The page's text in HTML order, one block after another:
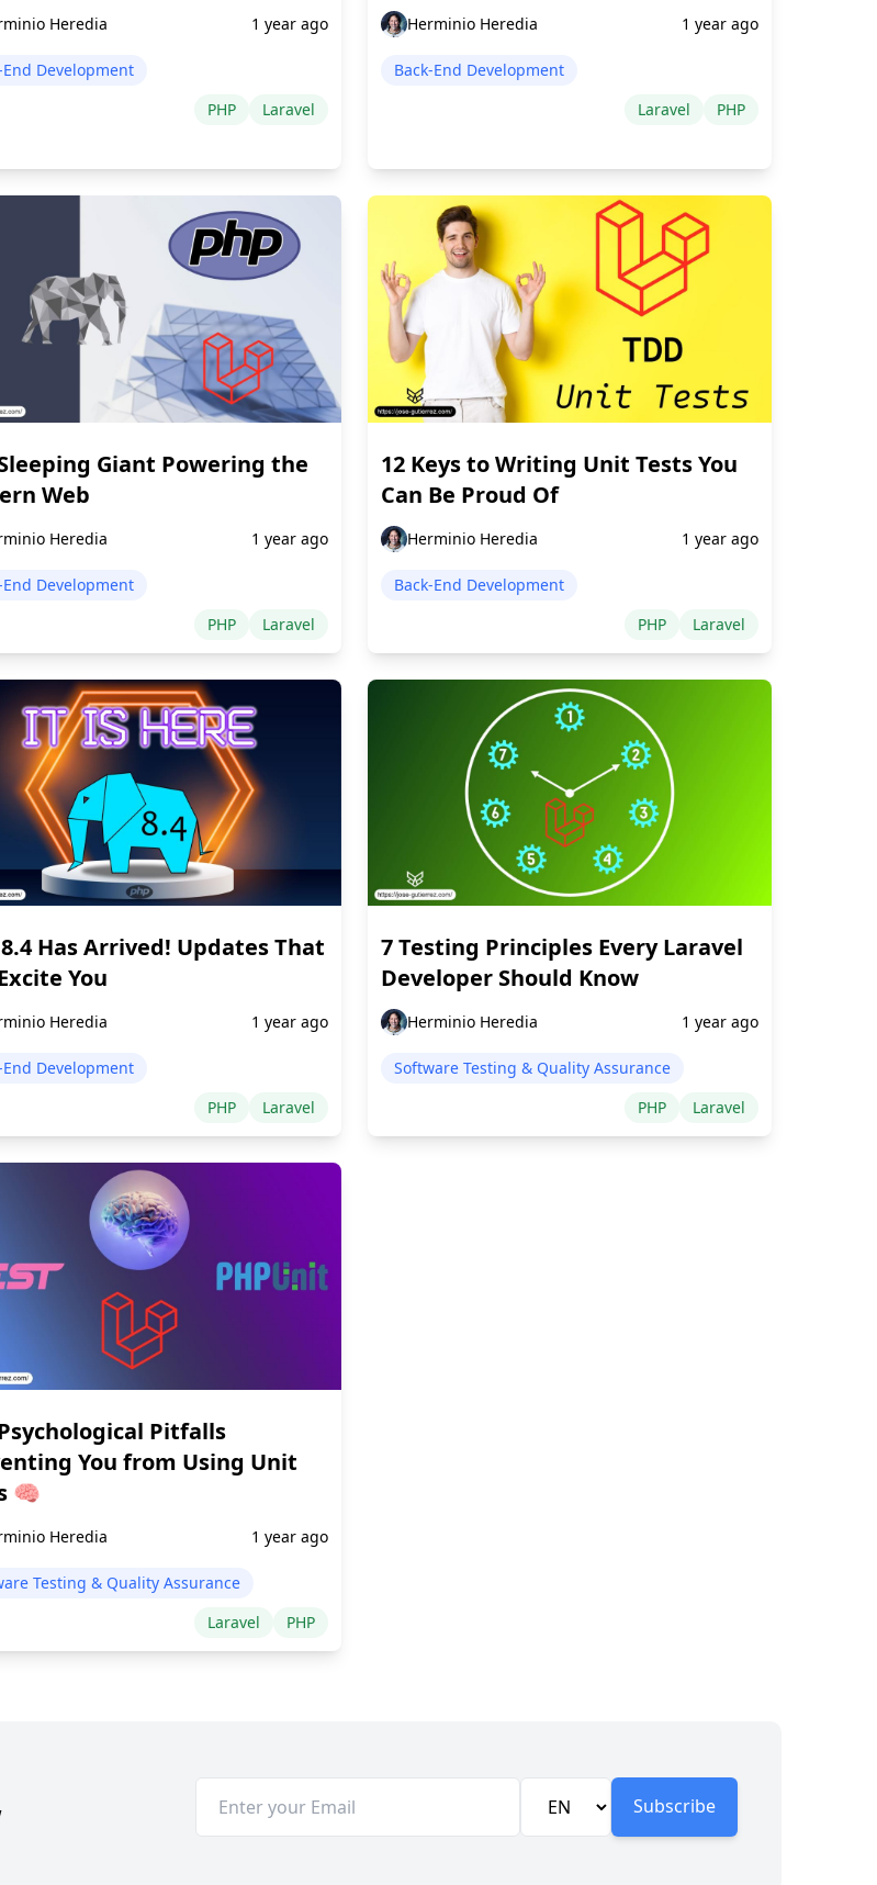
Heredia 1 year ago
End Development
PHP
Laravel
Herminio Heredia 1 year ago
Back-End Development
Laravel
PHP
Giant Powering the
Web
Heredia 1 year ago
End Development
PHP
Laravel
12 Keys to Writing Unit Tests You
Can Be Proud Of
Herminio Heredia 1 year ago
Back-End Development
PHP
Laravel
8.4 Has Arrived! Updates That
You
Heredia 1 year ago
End Development
PHP
Laravel
7 Testing Principles Every Laravel
Developer Should Know
Herminio Heredia 1 year ago
Software Testing & Quality Assurance
PHP
Laravel
Pitfalls
You from Using Unit
🧠
Heredia 1 year ago
Testing & Quality Assurance
Laravel
PHP
Subscribe